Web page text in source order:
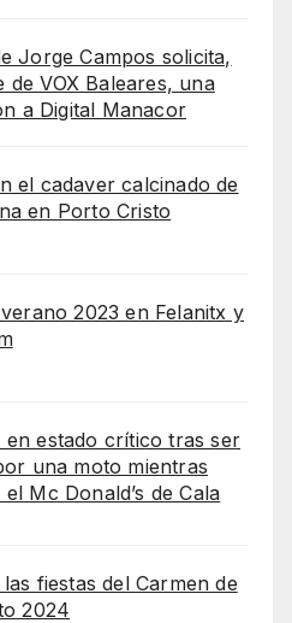
Jorge Campos solicita,
de VOX Baleares, una
a Digital Manacor
el cadaver calcinado de
en Porto Cristo
2023 en Felanitx y
en estado crítico tras ser
una moto mientras
Mc Donald’s de Cala
fiestas del Carmen de
2024